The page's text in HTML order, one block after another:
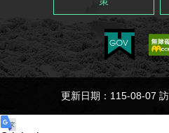
更新日期：115-08-07